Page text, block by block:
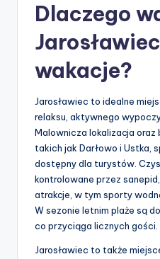
Dlaczego
wakacje?
Jarosławiec to idealne
relaksu, aktywnego
Malownicza lokalizacja oraz
takich jak Darłowo i Ustka,
dostępny dla turystów.
kontrolowane przez
atrakcje, w tym sporty
W sezonie letnim plaże są
co przyciąga licznych gości.
Jarosławiec to także